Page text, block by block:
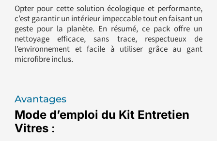
Opter pour cette solution écologique et performante,
c’est garantir un intérieur impeccable tout en faisant un
geste pour la planète. En résumé, ce pack offre un
nettoyage efficace, sans trace, respectueux de
l’environnement et facile à utiliser grâce au gant
microfibre inclus.
Avantages
Mode d’emploi du Kit Entretien
Vitres :